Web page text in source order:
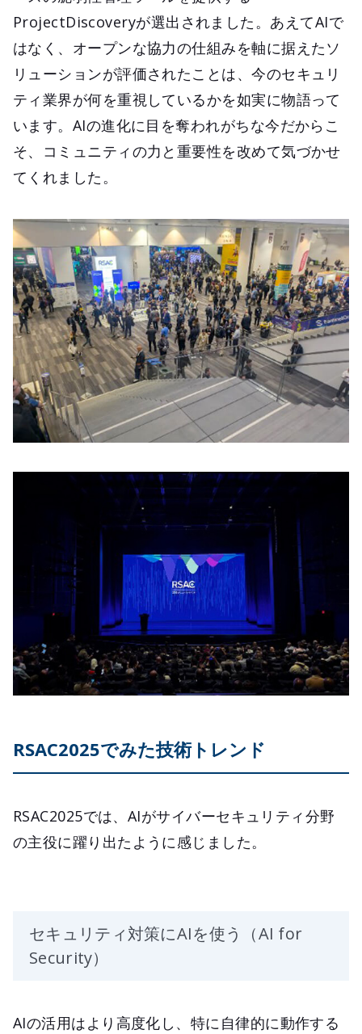
ProjectDiscoveryが選出されました。あえてAIで
はなく、オープンな協力の仕組みを軸に据えたソ
リューションが評価されたことは、今のセキュリ
ティ業界が何を重視しているかを如実に物語って
います。AIの進化に目を奪われがちな今だからこ
そ、コミュニティの力と重要性を改めて気づかせ
てくれました。
RSAC2025でみた技術トレンド
RSAC2025では、AIがサイバーセキュリティ分野
の主役に躍り出たように感じました。
セキュリティ対策にAIを使う（AI for
Security）
AIの活用はより高度化し、特に自律的に動作する